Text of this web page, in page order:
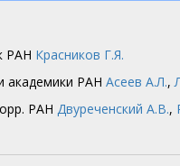
РАН Красников Г.Я.
академики РАН Асеев А.Л.,
РАН Двуреченский А.В.,